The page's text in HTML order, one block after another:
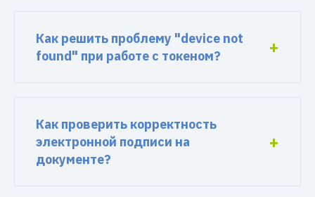
Как решить проблему "device not
found" при работе с токеном?
Как проверить корректность
электронной подписи на
документе?